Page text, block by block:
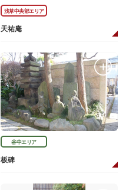
浅草中央部エリア
天祐庵
谷中エリア
板碑